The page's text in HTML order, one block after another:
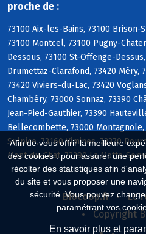
Afin de vous offrir la meilleure
des cookies : pour assurer une
récolter des statistiques afin
du site et vous proposer une
sécurité. Vous pouvez
paramétrant vos
En savoir plus et
proche de :
73100 Aix-les-Bains, 73100 Brison-
73100 Montcel, 73100 Pugny-
Dessous, 73100 St-Offenge-
Drumettaz-Clarafond, 73420 Méry,
73420 Viviers-du-Lac, 73420
Chambéry, 73000 Sonnaz, 73390
Jean-Pied-Gauthier, 73390
Bellecombette, 73000 Montagnole,
Sulpice, 73160 Vimines, 73370
Mont-du-Chat, 73290 La Motte-
Biocoop.fr
Le
Copyright